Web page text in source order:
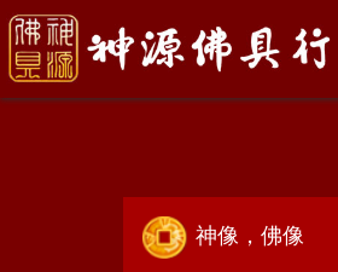
頭旗.帥旗
神像，佛像